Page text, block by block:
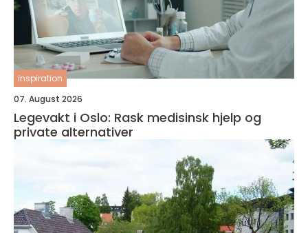
inspiration
07. August 2026
Legevakt i Oslo: Rask medisinsk hjelp og
private alternativer